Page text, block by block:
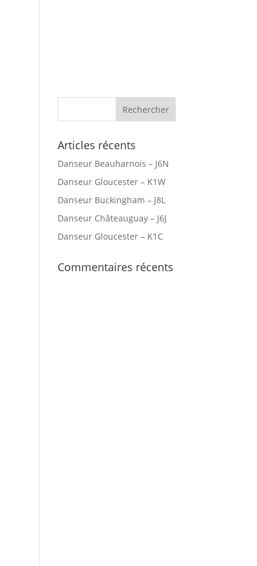
Articles récents
Danseur Beauharnois – J6N
Danseur Gloucester – K1W
Danseur Buckingham – J8L
Danseur Châteauguay – J6J
Danseur Gloucester – K1C
Commentaires récents